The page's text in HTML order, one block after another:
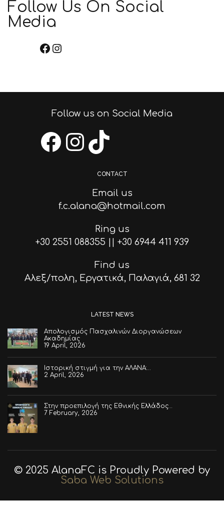
Follow Us On Social
Media
Facebook
Instagram
Follow us on Social Media
Facebook
Instagram
TikTok
CONTACT
Email us
f.c.alana@hotmail.com
Ring us
+30 2551 088355 || +30 6944 411 939
Find us
Αλεξ/πολη, Εργατικά, Παλαγιά, 681 32
LATEST NEWS
Απολογισμός Πασχαλινών Διοργανώσεων
Ακαδημίας
19 April, 2026
Ιστορική στιγμή για την ΑΛΑΝΑ:…
2 April, 2026
Στην προεπιλογή της Εθνικής Ελλάδος…
7 February, 2026
© 2025 AlanaFC is Proudly Powered by
Saba Web Solutions